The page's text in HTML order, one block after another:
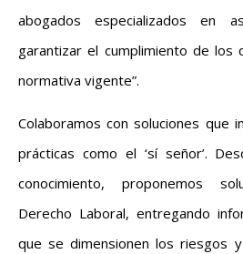
abogados especializados en
garantizar el cumplimiento de los
normativa vigente”.
Colaboramos con soluciones que
prácticas como el ‘sí señor’.
conocimiento, proponemos
Derecho Laboral, entregando
que se dimensionen los riesgos